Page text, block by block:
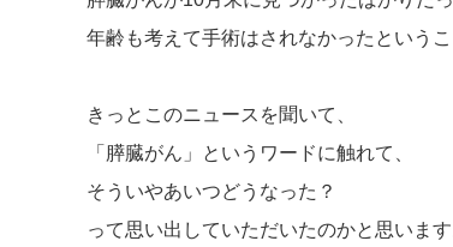
年齢も考えて手術はされなかったというこ
きっとこのニュースを聞いて、
「膵臓がん」というワードに触れて、
そういやあいつどうなった？
って思い出していただいたのかと思います